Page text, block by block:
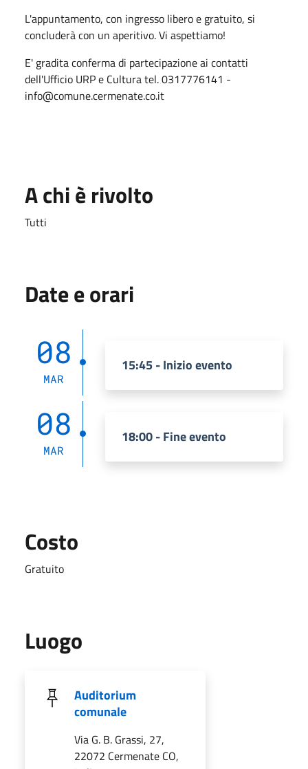
L'appuntamento, con ingresso libero e gratuito, si
concluderà con un aperitivo. Vi aspettiamo!
E' gradita conferma di partecipazione ai contatti
dell'Ufficio URP e Cultura tel. 0317776141 -
info@comune.cermenate.co.it
A chi è rivolto
Tutti
Date e orari
08
MAR
15:45 - Inizio evento
08
MAR
18:00 - Fine evento
Costo
Gratuito
Luogo
Auditorium
comunale
Via G. B. Grassi, 27,
22072 Cermenate CO,